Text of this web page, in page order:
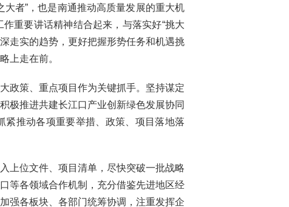
者”，也是南通推动高质量发展的重大机
重要讲话精神结合起来，与落实好“挑大
走实的趋势，更好把握形势任务和机遇挑
上走在前。
政策、重点项目作为关键抓手。坚持谋定
极推进共建长江口产业创新绿色发展协同
紧推动各项重要举措、政策、项目落地落
上位文件、项目清单，尽快突破一批战略
等各领域合作机制，充分借鉴先进地区经
强各板块、各部门统筹协调，注重发挥企